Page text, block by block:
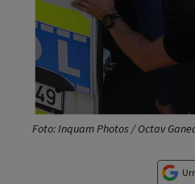
Foto: Inquam Photos / Octav